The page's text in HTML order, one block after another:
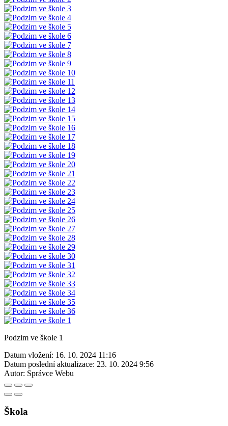
Podzim ve škole 1
Datum vložení: 16. 10. 2024 11:16
Datum poslední aktualizace: 23. 10. 2024 9:56
Autor: Správce Webu
Škola